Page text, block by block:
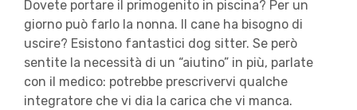
Dovete portare il primogenito in piscina? Per un
giorno può farlo la nonna. Il cane ha bisogno di
uscire? Esistono fantastici dog sitter. Se però
sentite la necessità di un “aiutino” in più, parlate
con il medico: potrebbe prescrivervi qualche
integratore che vi dia la carica che vi manca.